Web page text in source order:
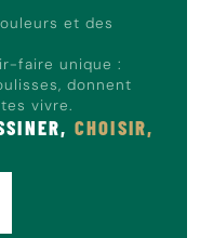
et des
faire unique :
donnent
vivre.
CHOISIR,